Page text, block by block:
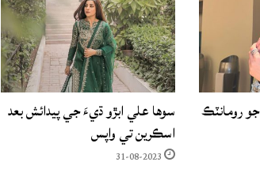
رومانٽڪ
سوها علي ابڙو ڌيءَ جي پيدائش بعد
اسڪرين تي واپس
31-08-2023